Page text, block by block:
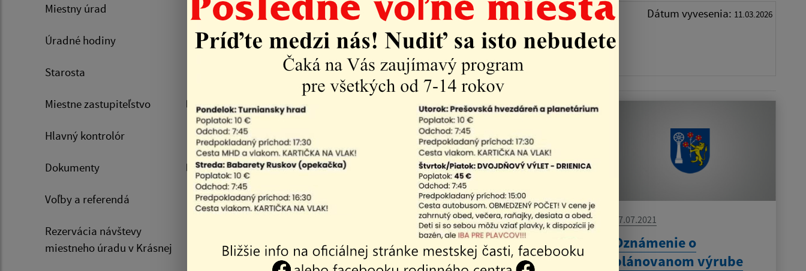
Miestny úrad
Úradné hodiny
Starosta
Miestne zastupiteľstvo
Hlavný kontrolór
Dokumenty
Voľby a referendá
Rezervácia návštevy
miestneho úradu v Krásnej
Stanovisko Okresnej prokuratúry Košice k nezákonnému postupu
poslancov miestneho zastupiteľstva Ing. Petra Tomka a Františka Klika pri
schvaľovaní Programového rozpočtu na roky 2018 – 2020, uznesenia 411 a
| PDF | 1.63 Mb
Dátum vyvesenia: 11.03.2026
Všeobecné záväzné
nariadenie mesta
06.08.2021
Výzva na predkladanie
ponúk pre zákazku :
27.07.2021
Oznámenie o
plánovanom výrube